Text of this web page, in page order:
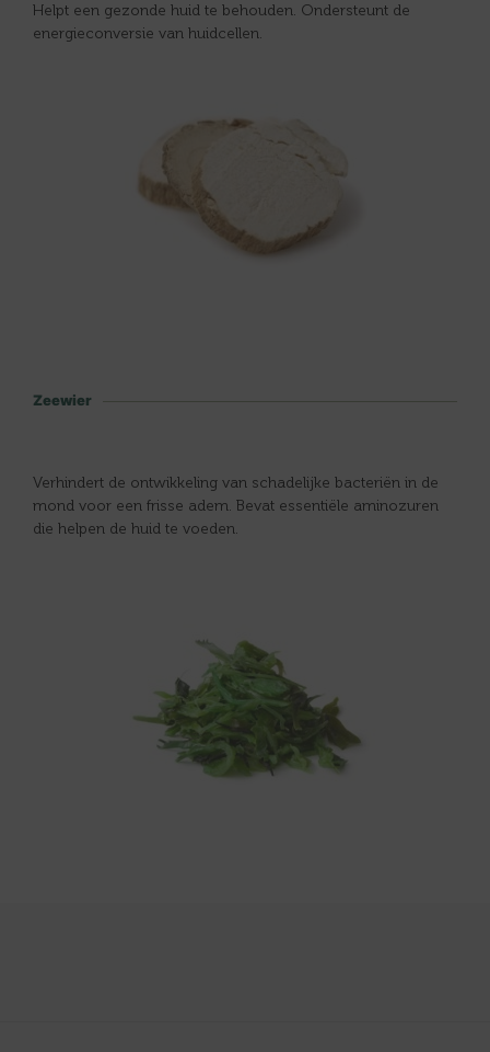
Helpt een gezonde huid te behouden. Ondersteunt de
energieconversie van huidcellen.
Zeewier
Verhindert de ontwikkeling van schadelijke bacteriën in de
mond voor een frisse adem. Bevat essentiële aminozuren
die helpen de huid te voeden.